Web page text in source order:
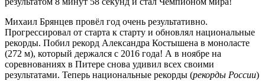
Михаил Брянцев провёл год очень результативно.
Прогрессировал от старта к старту и обновлял национальные
рекорды. Побил рекорд Александра Костышена в моноласте
(272 м), который держался с 2016 года! А в ноябре на
соревнованиях в Питере снова удивил всех своими
результатами. Теперь национальные рекорды (рекорды России)